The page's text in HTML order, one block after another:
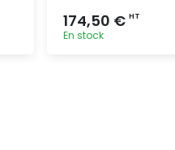
174,50 €HT
En stock